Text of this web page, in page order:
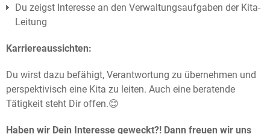
Du zeigst Interesse an den Verwaltungsaufgaben der Kita-
Leitung
Karriereaussichten:
Du wirst dazu befähigt, Verantwortung zu übernehmen und
perspektivisch eine Kita zu leiten. Auch eine beratende
Tätigkeit steht Dir offen.😊
Haben wir Dein Interesse geweckt?! Dann freuen wir uns